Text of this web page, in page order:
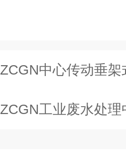
ZCGN中心传动垂
ZCGN工业废水处理